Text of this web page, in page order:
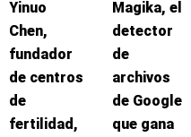
Yinuo
Chen,
fundador
de centros
de
fertilidad,
Magika, el
detector
de
archivos
de Google
que gana